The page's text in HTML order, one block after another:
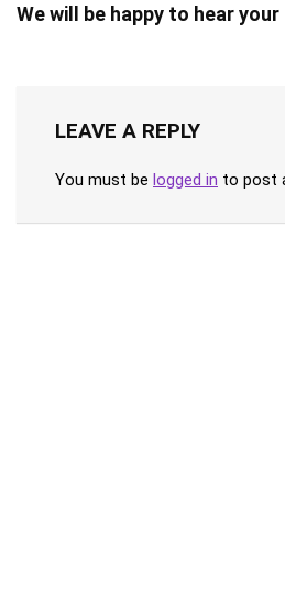
We will be happy to hear
LEAVE A REPLY
You must be logged in to post